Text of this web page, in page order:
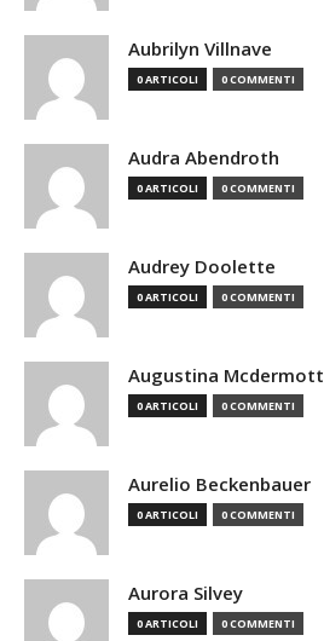
Aubrilyn Villnave
0 ARTICOLI 0 COMMENTI
Audra Abendroth
0 ARTICOLI 0 COMMENTI
Audrey Doolette
0 ARTICOLI 0 COMMENTI
Augustina Mcdermott
0 ARTICOLI 0 COMMENTI
Aurelio Beckenbauer
0 ARTICOLI 0 COMMENTI
Aurora Silvey
0 ARTICOLI 0 COMMENTI